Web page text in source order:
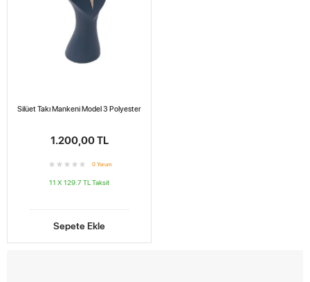
Silüet Takı Mankeni Model 3 Polyester
1.200,00 TL
0 Yorum
11 X 129.7 TL Taksit
Sepete Ekle